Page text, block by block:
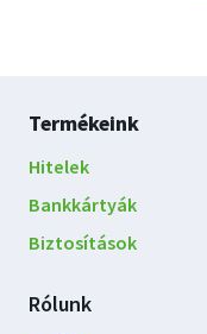
Lábléc
navigáció
Termékeink
Hitelek
Bankkártyák
Biztosítások
Rólunk